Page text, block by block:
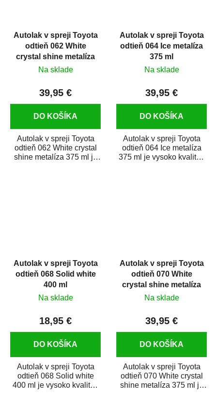
Autolak v spreji Toyota
odtieň 062 White
crystal shine metalíza
375 ml
Na sklade
39,95 €
DO KOŠÍKA
Autolak v spreji Toyota
odtieň 062 White crystal
shine metalíza 375 ml je
Autolak v spreji Toyota
odtieň 064 Ice metalíza
375 ml
Na sklade
39,95 €
DO KOŠÍKA
Autolak v spreji Toyota
odtieň 064 Ice metalíza
375 ml je vysoko kvalitná
Autolak v spreji Toyota
odtieň 068 Solid white
400 ml
Na sklade
18,95 €
DO KOŠÍKA
Autolak v spreji Toyota
odtieň 068 Solid white
400 ml je vysoko kvalitná
Autolak v spreji Toyota
odtieň 070 White
crystal shine metalíza
375 ml
Na sklade
39,95 €
DO KOŠÍKA
Autolak v spreji Toyota
odtieň 070 White crystal
shine metalíza 375 ml je